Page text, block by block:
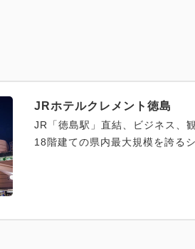
JRホテルクレメント徳島
JR「徳島駅」直結、ビジネス、
18階建ての県内最大規模を誇る